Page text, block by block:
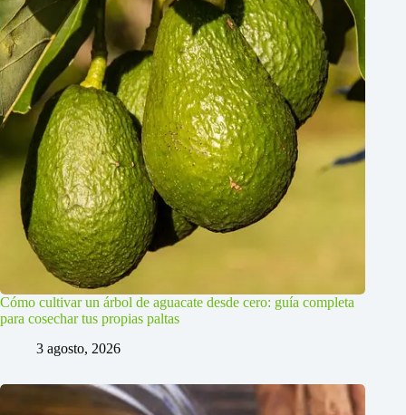
Cómo cultivar un árbol de aguacate desde cero: guía completa
para cosechar tus propias paltas
3 agosto, 2026